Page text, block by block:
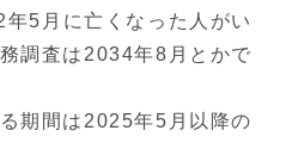
5月に亡くなった人がい
調査は2034年8月とかで
期間は2025年5月以降の